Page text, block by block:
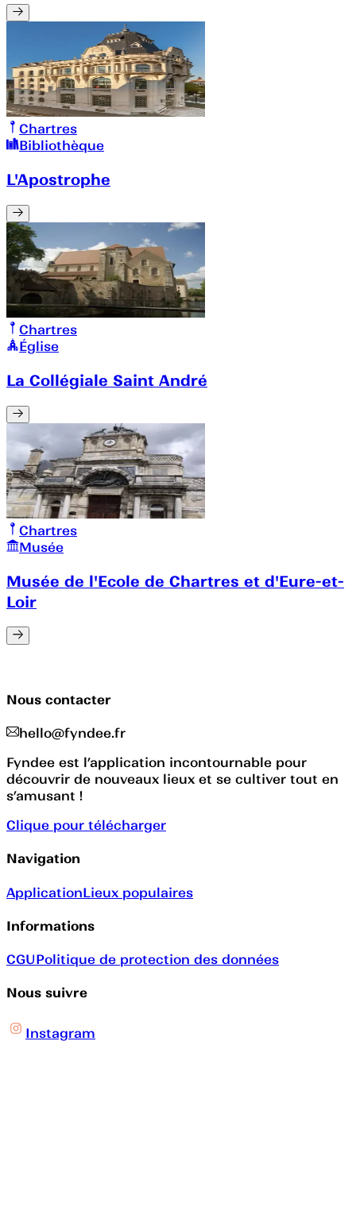
Chartres
Bibliothèque
L'Apostrophe
Chartres
Église
La Collégiale Saint André
Chartres
Musée
Musée de l'Ecole de Chartres et d'Eure-et-
Loir
Nous contacter
hello@fyndee.fr
Fyndee est l’application incontournable pour
découvrir de nouveaux lieux et se cultiver tout en
s’amusant !
Clique pour télécharger
Navigation
ApplicationLieux populaires
Informations
CGUPolitique de protection des données
Nous suivre
Instagram